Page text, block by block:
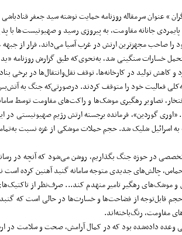
» عنوان سرمقاله روزنامه حمایت نوشته سید جعفر
با پایمردی جانانه مقاومت، به پیروزی رسید و
را صاحب مجهزترین ارتش در غرب آسیا می‌داند، فرار از
فعالیت خود را متوقف کردند. درصورتی‌که جنگ به
تخصصی در حوزه جنگ بگذاریم، روشن می‌شود که آنچه در
چالش‌های جدیدی متوجه سامانه گنبد آهنین کرده است
موشک‌های رهگیر تامیر منهدم کند... صرف‌نظر از
از فضاحت‌ها و خسارت‌ها در حالی است که گنبد
مقاومت، رنگ‌باخته‌اند.
وعده داده‌شده بود که در کمال آرامش، صحت و سلامت